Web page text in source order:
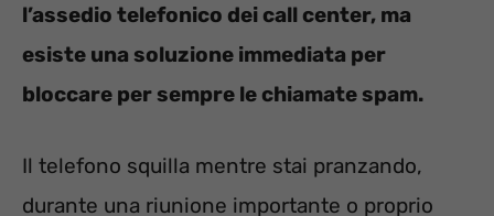
l’assedio telefonico dei call center, ma
esiste una soluzione immediata per
bloccare per sempre le chiamate spam.
Il telefono squilla mentre stai pranzando,
durante una riunione importante o proprio